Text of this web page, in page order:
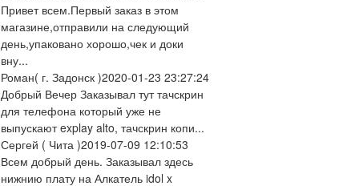
Привет всем.Первый заказ в этом
магазине,отправили на следующий
день,упаковано хорошо,чек и доки
вну...
Роман( г. Задонск )2020-01-23 23:27:24
Добрый Вечер Заказывал тут тачскрин
для телефона который уже не
выпускают explay alto, тачскрин копи...
Сергей ( Чита )2019-07-09 12:10:53
Всем добрый день. Заказывал здесь
нижнию плату на Алкатель idol x